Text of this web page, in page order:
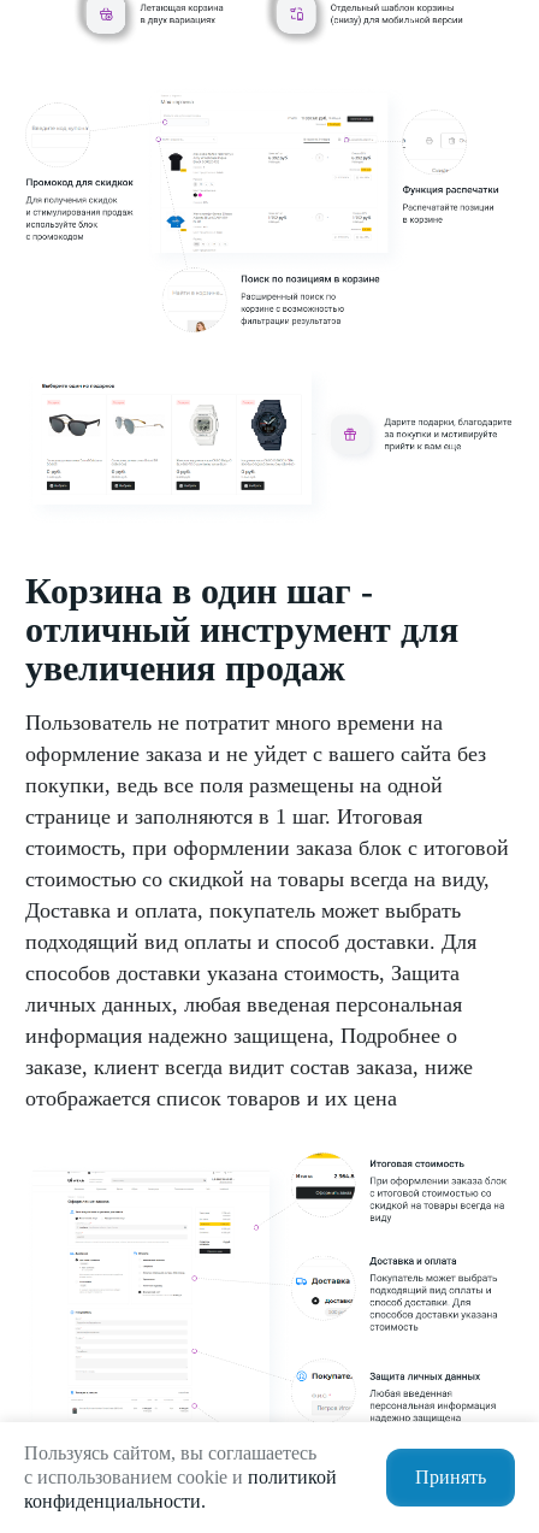
Корзина в один шаг -
отличный инструмент для
увеличения продаж
Пользователь не потратит много времени на
оформление заказа и не уйдет с вашего сайта без
покупки, ведь все поля размещены на одной
странице и заполняются в 1 шаг. Итоговая
стоимость, при оформлении заказа блок с итоговой
стоимостью со скидкой на товары всегда на виду,
Доставка и оплата, покупатель может выбрать
подходящий вид оплаты и способ доставки. Для
способов доставки указана стоимость, Защита
личных данных, любая введеная персональная
информация надежно защищена, Подробнее о
заказе, клиент всегда видит состав заказа, ниже
отображается список товаров и их цена
Пользуясь сайтом, вы соглашаетесь
с использованием cookie и политикой
конфиденциальности.
Принять